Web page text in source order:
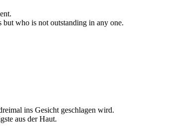
but who is not outstanding in any one.
ins Gesicht geschlagen wird.
aus der Haut.